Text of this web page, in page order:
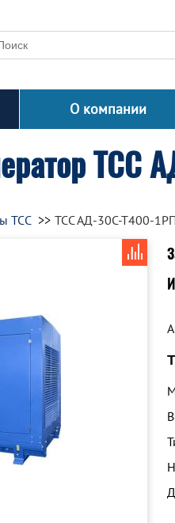
О компании
ТСС
ТСС ТСС АД-30С-Т400-